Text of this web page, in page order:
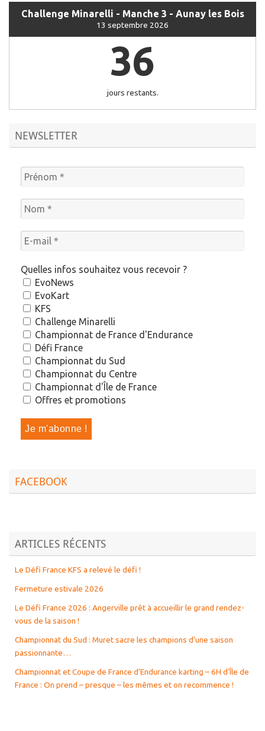
Challenge Minarelli - Manche 3 - Aunay les Bois
13 septembre 2026
36
jours restants.
NEWSLETTER
Quelles infos souhaitez vous recevoir ?
EvoNews
EvoKart
KFS
Challenge Minarelli
Championnat de France d'Endurance
Défi France
Championnat du Sud
Championnat du Centre
Championnat d'Île de France
Offres et promotions
FACEBOOK
ARTICLES RÉCENTS
Le Défi France KFS a relevé le défi !
Fermeture estivale 2026
Le Défi France 2026 : Angerville prêt à accueillir le grand rendez-
vous de la saison !
Championnat du Sud : Muret sacre les champions d’une saison
passionnante…
Championnat et Coupe de France d’Endurance karting – 6H d’Île de
France : On prend – presque – les mêmes et on recommence !